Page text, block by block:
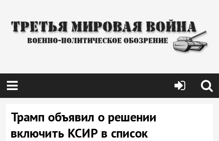
Трамп объявил о решении
включить КСИР в список